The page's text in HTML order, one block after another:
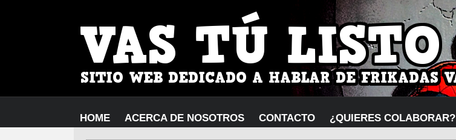
HOME ACERCA DE NOSOTROS CONTACTO ¿QUIERES COLABORAR?